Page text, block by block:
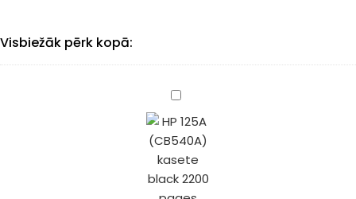
Visbiežāk pērk kopā:
HP
125A
(CB540A)
kasete
black